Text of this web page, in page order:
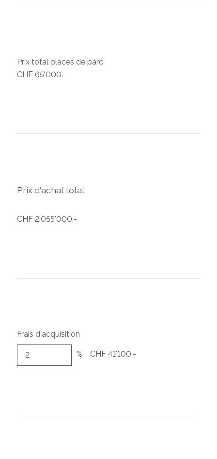
Prix total places de parc
CHF 65'000.-
Prix d'achat total
CHF 2'055'000.-
Frais d'acquisition
% CHF 41'100.-